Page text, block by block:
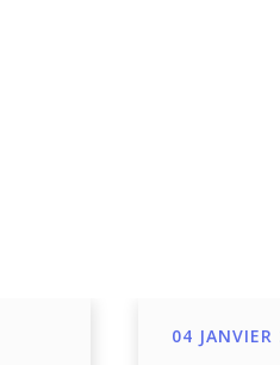
04 JANVIER